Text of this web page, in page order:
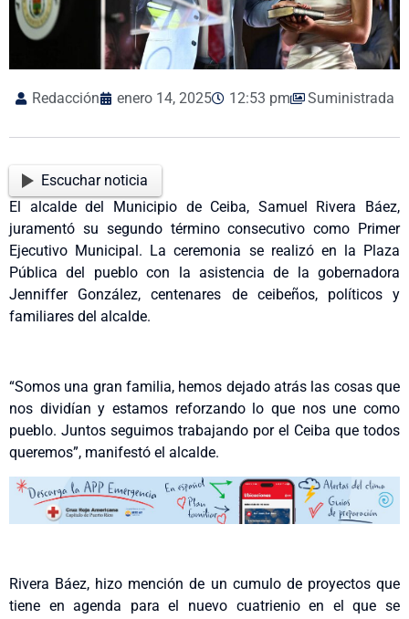
Redacción enero 14, 2025 12:53 pm Suministrada
Escuchar noticia
El alcalde del Municipio de Ceiba, Samuel Rivera Báez,
juramentó su segundo término consecutivo como Primer
Ejecutivo Municipal. La ceremonia se realizó en la Plaza
Pública del pueblo con la asistencia de la gobernadora
Jenniffer González, centenares de ceibeños, políticos y
familiares del alcalde.
“Somos una gran familia, hemos dejado atrás las cosas que
nos dividían y estamos reforzando lo que nos une como
pueblo. Juntos seguimos trabajando por el Ceiba que todos
queremos”, manifestó el alcalde.
Rivera Báez, hizo mención de un cumulo de proyectos que
tiene en agenda para el nuevo cuatrienio en el que se